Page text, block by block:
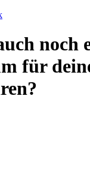
noch
für